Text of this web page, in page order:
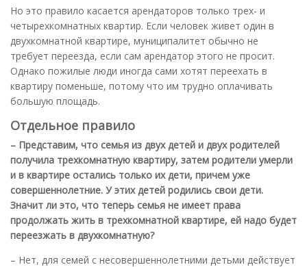
Но это правило касается арендаторов только трех- и
четырехкомнатных квартир. Если человек живет один в
двухкомнатной квартире, муниципалитет обычно не
требует переезда, если сам арендатор этого не просит.
Однако пожилые люди иногда сами хотят переехать в
квартиру поменьше, потому что им трудно оплачивать
большую площадь.
Отдельное правило
– Представим, что семья из двух детей и двух родителей
получила трехкомнатную квартиру, затем родители умерли
и в квартире остались только их дети, причем уже
совершеннолетние. У этих детей родились свои дети.
Значит ли это, что теперь семья не имеет права
продолжать жить в трехкомнатной квартире, ей надо будет
переезжать в двухкомнатную?
– Нет, для семей с несовершеннолетними детьми действует